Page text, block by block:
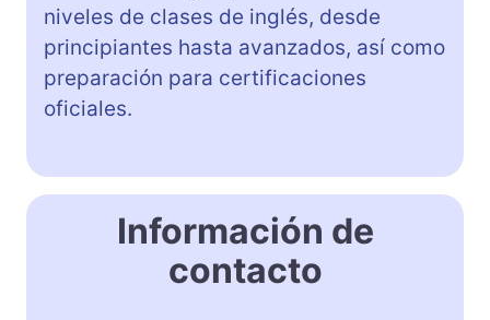
niveles de clases de inglés, desde
principiantes hasta avanzados, así como
preparación para certificaciones
oficiales.
Información de
contacto